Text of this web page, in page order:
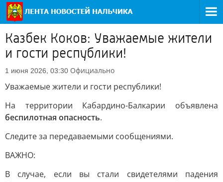
Казбек Коков: Уважаемые жители
и гости республики!
1 июня 2026, 03:30 Официально
Уважаемые жители и гости республики!
На территории Кабардино-Балкарии объявлена
беспилотная опасность.
Следите за передаваемыми сообщениями.
ВАЖНО:
В случае, если вы стали свидетелями падения